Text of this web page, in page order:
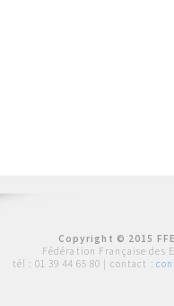
Copyright © 2015
Fédération Française des
tél : 01 39 44 65 80 | contact :